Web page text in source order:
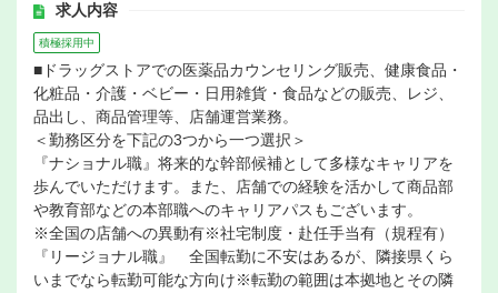
求人内容
積極採用中
■ドラッグストアでの医薬品カウンセリング販売、健康食品・
化粧品・介護・ベビー・日用雑貨・食品などの販売、レジ、
品出し、商品管理等、店舗運営業務。
＜勤務区分を下記の3つから一つ選択＞
『ナショナル職』将来的な幹部候補として多様なキャリアを
歩んでいただけます。また、店舗での経験を活かして商品部
や教育部などの本部職へのキャリアパスもございます。
※全国の店舗への異動有※社宅制度・赴任手当有（規程有）
『リージョナル職』 全国転勤に不安はあるが、隣接県くら
いまでなら転勤可能な方向け※転勤の範囲は本拠地とその隣